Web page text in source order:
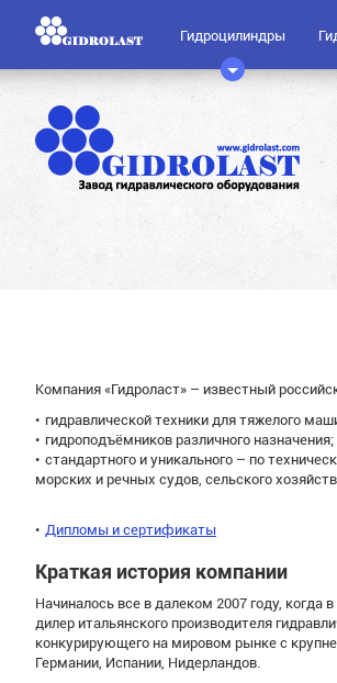
Гидроцилиндры
Компания «Гидроласт» – известный
гидравлической техники для тяжелого
гидроподъёмников различного назначения;
стандартного и уникального – по
морских и речных судов, сельского
Дипломы и сертификаты
Краткая история компании
Начиналось все в далеком 2007 году,
дилер итальянского производителя
конкурирующего на мировом рынке с
Германии, Испании, Нидерландов.